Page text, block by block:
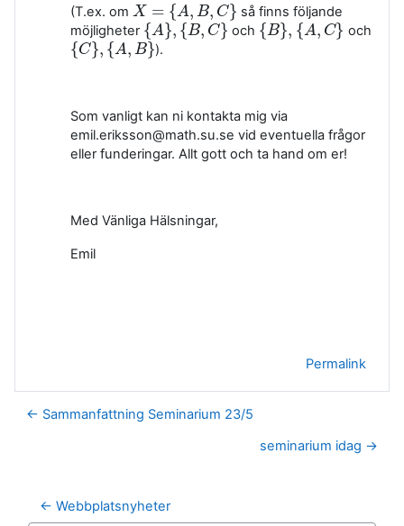
(T.ex. om X = {A, B, C}
X= {A, B,C}
så finns följande
möjligheter {A}, {B, C}
{A},{B ,C} och {B}, {A, C}
{B},{A ,C} och
{C}, {A, B}
{C},{A ,B} ).
Som vanligt kan ni kontakta mig via
emil.eriksson@math.su.se vid eventuella frågor
eller funderingar. Allt gott och ta hand om er!
Med Vänliga Hälsningar,
Emil
Permalink
← Sammanfattning Seminarium 23/5
seminarium idag →
← Webbplatsnyheter